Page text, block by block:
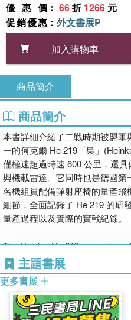
優惠價 ： 66折1266 元
促銷優惠 ： 外文書展P
加入購物車
商品簡介
商品簡介
本書詳細介紹了二戰時期被盟
一的何克爾 He 219「梟」
僅極速超過時速 600 公里，還
與機載雷達。它同時也是德國
名機組員配備彈射座椅的量產
細節，全面記錄了 He 219 的研
量產過程以及實際的實戰紀錄。
The Heinkel He 219 was
one of the most outstanding
Heinkel received a contract to
Not only was the He 219 very
excess of 600 km/h, but it also
maneuverability, had a well-
主題書展
更多書展